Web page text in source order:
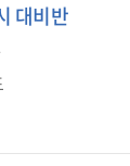
대비반